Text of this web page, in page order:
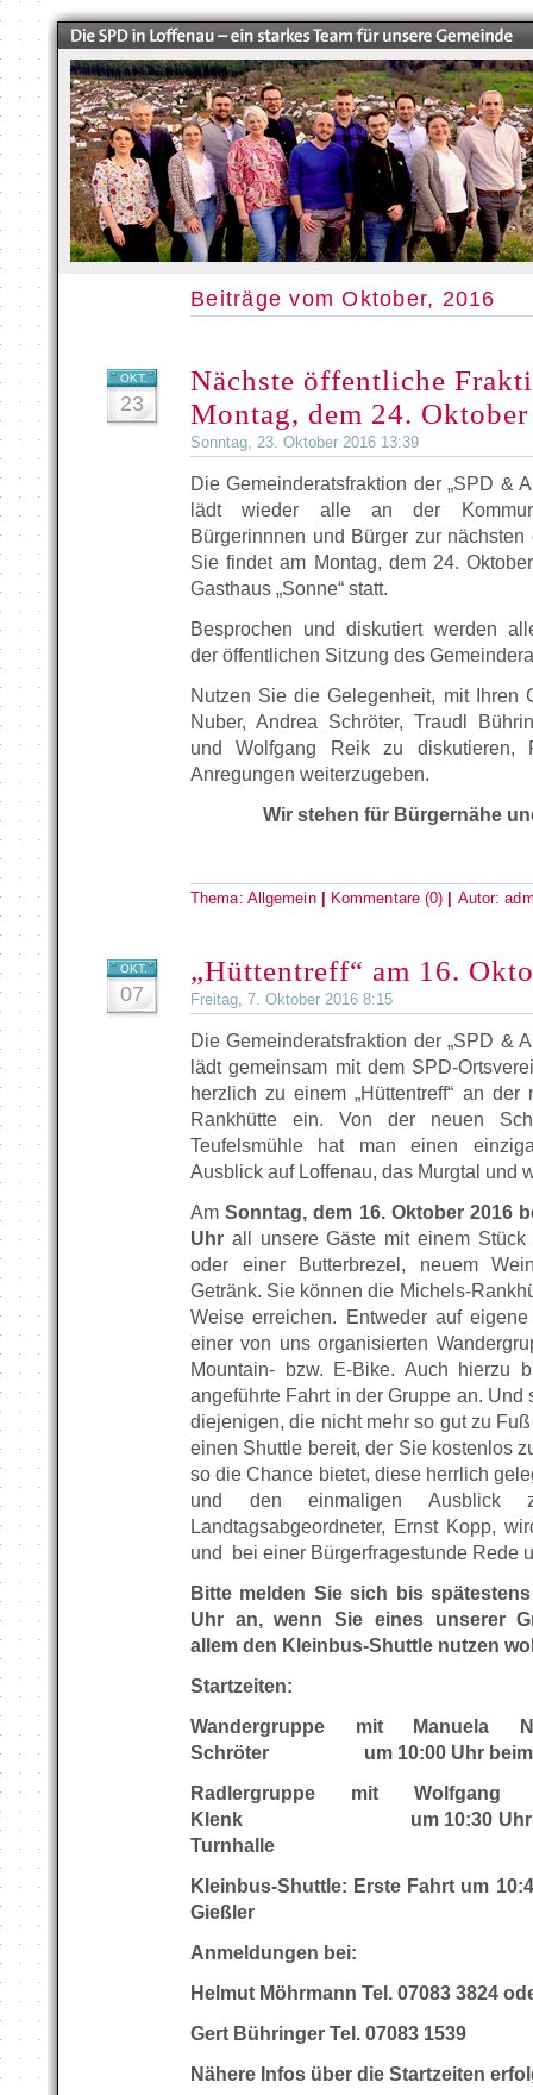
Beiträge vom Oktober, 2016
OKT.
23
Nächste öffentliche
Montag, dem 24.
Sonntag, 23. Oktober 2016 13:39
Die Gemeinderatsfraktion der „SPD &
lädt wieder alle an der
Bürgerinnnen und Bürger zur
Sie findet am Montag, dem 24.
Gasthaus „Sonne“ statt.
Besprochen und diskutiert werden
der öffentlichen Sitzung des
Nutzen Sie die Gelegenheit, mit Ihren
Nuber, Andrea Schröter, Traudl
und Wolfgang Reik zu diskutieren,
Anregungen weiterzugeben.
Wir stehen für Bürgernähe
Thema: Allgemein Kommentare (0) Autor:
OKT.
07
„Hüttentreff“ am 16.
Freitag, 7. Oktober 2016 8:15
Die Gemeinderatsfraktion der „SPD &
lädt gemeinsam mit dem SPD-
herzlich zu einem „Hüttentreff“ an der
Rankhütte ein. Von der neuen
Teufelsmühle hat man einen
Ausblick auf Loffenau, das Murgtal und
AmSonntag, dem 16. Oktober 2016
Uhr all unsere Gäste mit einem Stück
oder einer Butterbrezel, neuem
Getränk. Sie können die Michels-
Weise erreichen. Entweder auf
einer von uns organisierten
Mountain- bzw. E-Bike. Auch hierzu
angeführte Fahrt in der Gruppe an.
diejenigen, die nicht mehr so gut zu
einen Shuttle bereit, der Sie kostenlos
so die Chance bietet, diese herrlich
und den einmaligen Ausblick
Landtagsabgeordneter, Ernst Kopp,
und bei einer Bürgerfragestunde Rede
Bitte melden Sie sich bis
Uhr an, wenn Sie eines unserer
allem den Kleinbus-Shuttle nutzen
Startzeiten:
Wandergruppe mit Manuela
Schröter um 10:00 Uhr beim
Radlergruppe mit
Klenk um 10:30 Uhr beim
Turnhalle
Kleinbus-Shuttle: Erste Fahrt um
Gießler
Anmeldungen bei:
Helmut Möhrmann Tel. 07083 3824
Gert Bühringer Tel. 07083 1539
Nähere Infos über die Startzeiten